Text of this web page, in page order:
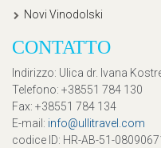
Novi Vinodolski
CONTATTO
Indirizzo: Ulica dr. Ivana
Telefono: +38551 784 130
Fax: +38551 784 134
E-mail : info@ullitravel.com
codice ID: HR-AB-51-